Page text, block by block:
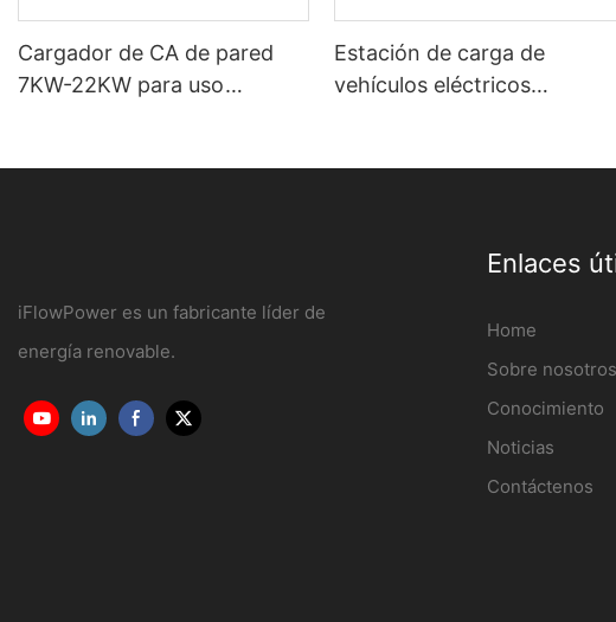
Cargador de CA de pared
7KW-22KW para uso
Estación de carga de
vehículos eléctricos
iFlowPower es un fabricante líder de
energía renovable.
Enlaces
Home
Sobre nosotros
Conocimiento
Noticias
Contáctenos